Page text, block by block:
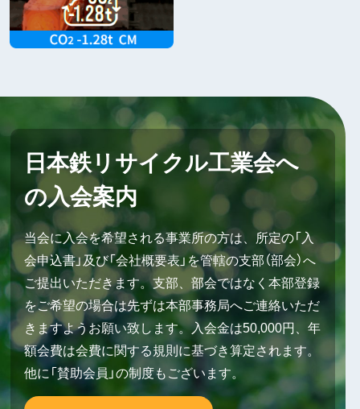
日本鉄リサイクル工業会へ
の入会案内
当会に入会を希望される事業所の方は、所定の「入
会申込書」及び「会社概要表」を管轄の支部（部会）へ
ご提出いただきます。支部、部会ではなく本部登録
をご希望の場合は先ずは本部事務局へご連絡いただ
きますようお願い致します。入会金は50,000円、年
額会費は会費に関する規則に基づき算定されます。
他に「賛助会員」の制度もございます。